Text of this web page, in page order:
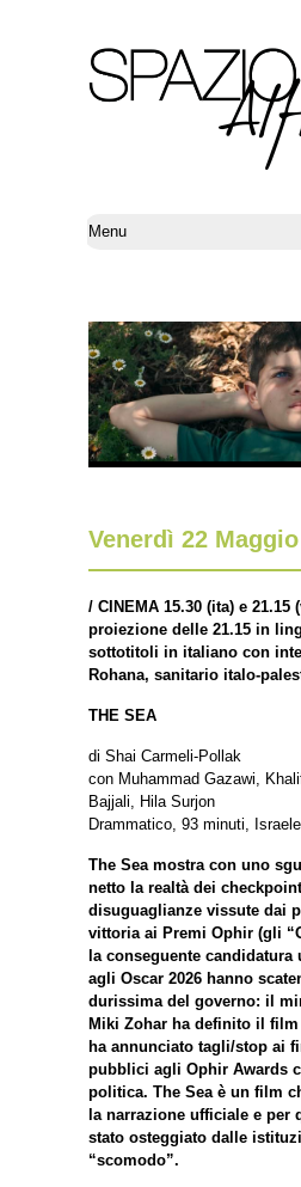
Venerdì 22 Maggio
/ CINEMA 15.30 (ita) e 21.15
proiezione delle 21.15 in
sottotitoli in italiano con
Rohana, sanitario italo-
THE SEA
di Shai Carmeli-Pollak
con Muhammad Gazawi,
Bajjali, Hila Surjon
Drammatico, 93 minuti,
The Sea mostra con uno
netto la realtà dei
disuguaglianze vissute dai
vittoria ai Premi Ophir (gli
la conseguente
agli Oscar 2026 hanno
durissima del governo: il
Miki Zohar ha definito il film
ha annunciato tagli/stop ai
pubblici agli Ophir Awards
politica. The Sea è un film
la narrazione ufficiale e per
stato osteggiato dalle
“scomodo”.